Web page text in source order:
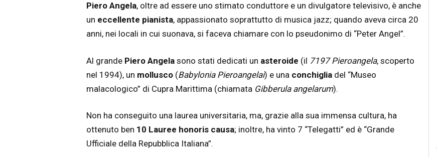
Piero Angela, oltre ad essere uno stimato conduttore e un divulgatore televisivo, è anche
un eccellente pianista, appassionato soprattutto di musica jazz; quando aveva circa 20
anni, nei locali in cui suonava, si faceva chiamare con lo pseudonimo di “Peter Angel”.
Al grande Piero Angelasono stati dedicati un asteroide (il 7197 Pieroangela, scoperto
nel 1994), un mollusco(Babylonia Pieroangelai) e una conchigliadel “Museo
malacologico” di Cupra Marittima (chiamata Gibberula angelarum).
Non ha conseguito una laurea universitaria, ma, grazie alla sua immensa cultura, ha
ottenuto ben 10 Lauree honoris causa; inoltre, ha vinto 7 “Telegatti” ed è “Grande
Ufficiale della Repubblica Italiana”.